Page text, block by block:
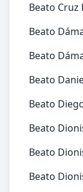
Beato Cruz
Beato
Beato
Beato
Beato
Beato
Beato
Beato